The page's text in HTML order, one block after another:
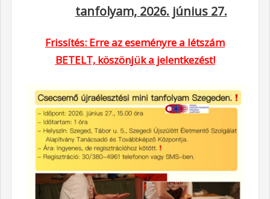
tanfolyam, 2026. június 27.
Frissítés: Erre az eseményre a létszám
BETELT, köszönjük a jelentkezést!